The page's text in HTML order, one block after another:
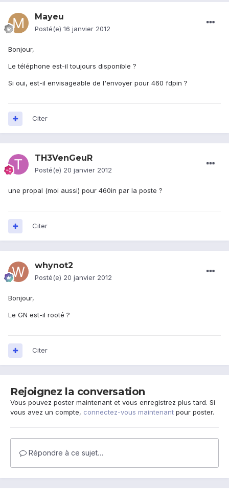
Mayeu
Posté(e) 16 janvier 2012
Bonjour,
Le téléphone est-il toujours disponible ?
Si oui, est-il envisageable de l'envoyer pour 460 fdpin ?
Citer
TH3VenGeuR
Posté(e) 20 janvier 2012
une propal (moi aussi) pour 460in par la poste ?
Citer
whynot2
Posté(e) 20 janvier 2012
Bonjour,
Le GN est-il rooté ?
Citer
Rejoignez la conversation
Vous pouvez poster maintenant et vous enregistrez plus tard. Si
vous avez un compte, connectez-vous maintenant pour poster.
Répondre à ce sujet…